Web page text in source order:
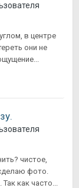
в центре
они не
чистое,
фото.
как часто...